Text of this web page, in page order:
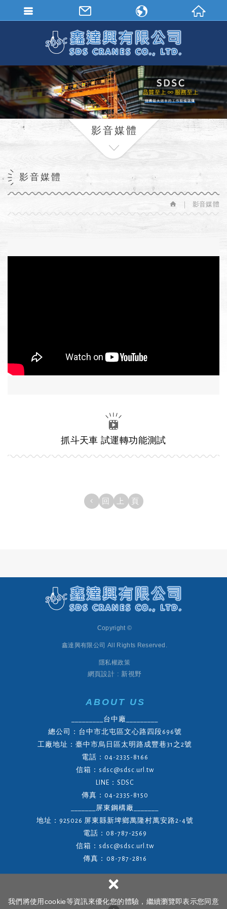
我們將使用cookie等資訊來優化您的體驗，繼續瀏覽即表示您同意
×
影音媒體
影音媒體
影音媒體
抓斗天車 試運轉功能測試
回上頁
Copyright ©
鑫達興有限公司 All Rights Reserved.
隱私權政策
網頁設計 : 新視野
ABOUT US
_________台中廠_________
總公司：台中市北屯區文心路四段696號
工廠地址：臺中市烏日區太明路成豐巷31之2號
電話：04-2335-8166
信箱：sdsc@sdsc.url.tw
LINE：SDSC
傳真：04-2335-8150
_______屏東鋼構廠_______
地址：925026 屏東縣新埤鄉萬隆村萬安路2-4號
電話：08 -787-2569
信箱：sdsc@sdsc.url.tw
傳真：
08 -787-2816
繁體中文
English